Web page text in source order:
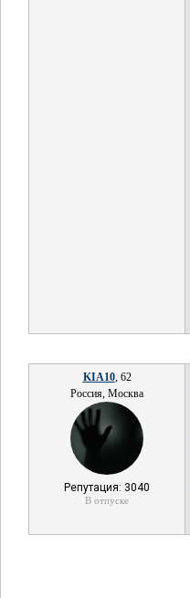
KIA10, 62
Россия, Москва
Репутация: 3040
В отпуске